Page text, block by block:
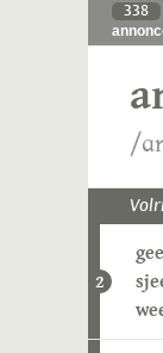
338
/
2